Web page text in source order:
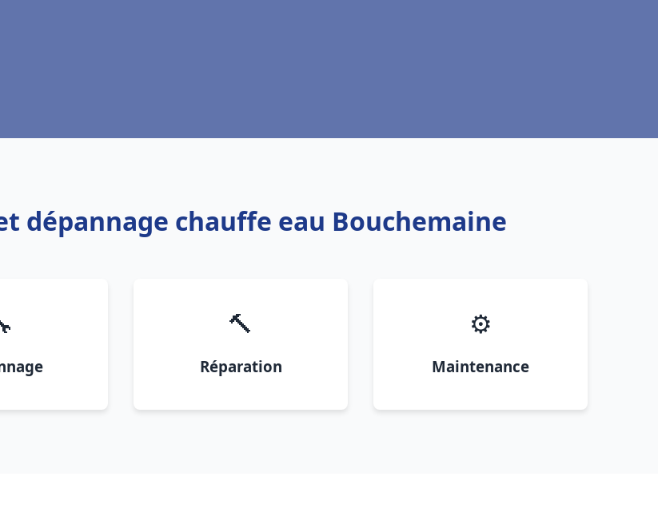
dépannage chauffe eau Bouchemaine
🔨
Réparation
⚙️
Maintenance